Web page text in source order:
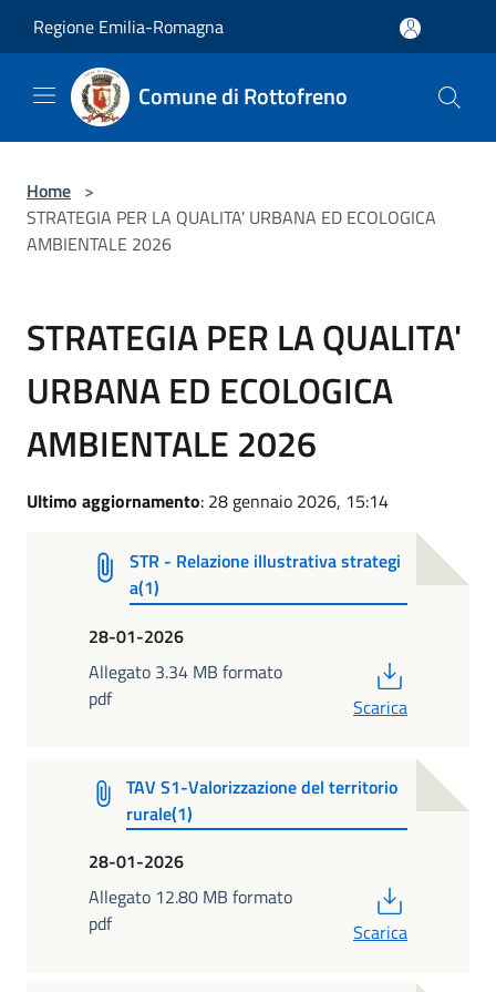
Regione Emilia-Romagna
Comune di Rottofreno
Home >
STRATEGIA PER LA QUALITA' URBANA ED ECOLOGICA
AMBIENTALE 2026
STRATEGIA PER LA QUALITA'
URBANA ED ECOLOGICA
AMBIENTALE 2026
Ultimo aggiornamento: 28 gennaio 2026, 15:14
STR - Relazione illustrativa strategi
a(1)
28-01-2026
Allegato 3.34 MB formato
pdf
Scarica
TAV S1-Valorizzazione del territorio
rurale(1)
28-01-2026
Allegato 12.80 MB formato
pdf
Scarica